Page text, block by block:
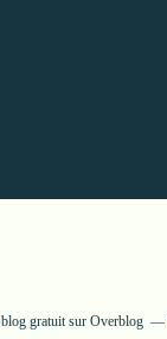
gratuit sur Overblog